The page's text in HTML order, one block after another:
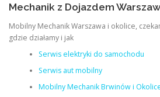
Mechanik z Dojazdem
Mobilny Mechanik Warszawa i okolice,
gdzie działamy i jak
Serwis elektryki do samochodu
Serwis aut mobilny
Mobilny Mechanik Brwinów i